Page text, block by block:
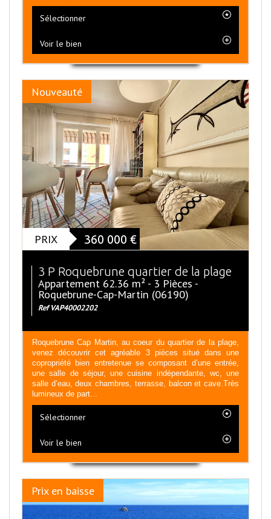
Sélectionner
Voir le bien
Nouveauté
PRIX 360 000 €
3 P Roquebrune quartier de la plage
Appartement 62.36 m² - 3 Pièces -
Roquebrune-Cap-Martin (06190)
Ref VAP40002202
Roquebrune Cap Martin, au coeur du quartier de la plage,
venez découvrir cet agréable 3 pièces situé dans une
copropriété bien entretenue se composant d’une entrée,
une salle de séjour, une cuisine indépendante, wc, une
salle d’eau, deux chambres, terrasse, balcon et cave.Très
lumineux de part...
Sélectionner
Voir le bien
Prix en baisse